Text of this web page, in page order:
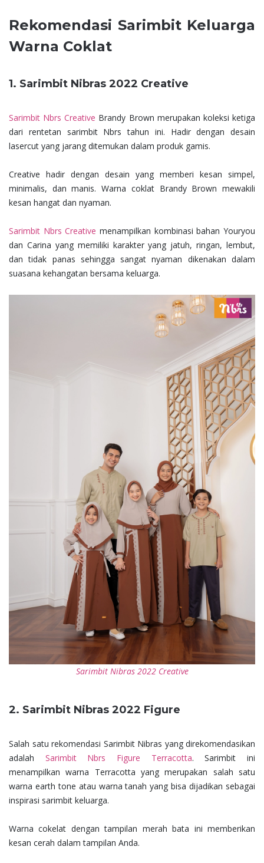
Rekomendasi Sarimbit Keluarga
Warna Coklat
1. Sarimbit Nibras 2022 Creative
Sarimbit Nbrs Creative Brandy Brown merupakan koleksi ketiga
dari rentetan sarimbit Nbrs tahun ini. Hadir dengan desain
lasercut yang jarang ditemukan dalam produk gamis.
Creative hadir dengan desain yang memberi kesan simpel,
minimalis, dan manis. Warna coklat Brandy Brown mewakili
kesan hangat dan nyaman.
Sarimbit Nbrs Creative menampilkan kombinasi bahan Youryou
dan Carina yang memiliki karakter yang jatuh, ringan, lembut,
dan tidak panas sehingga sangat nyaman dikenakan dalam
suasana kehangatan bersama keluarga.
Sarimbit Nibras 2022 Creative
2. Sarimbit Nibras 2022 Figure
Salah satu rekomendasi Sarimbit Nibras yang direkomendasikan
adalah Sarimbit Nbrs Figure Terracotta. Sarimbit ini
menampilkan warna Terracotta yang merupakan salah satu
warna earth tone atau warna tanah yang bisa dijadikan sebagai
inspirasi sarimbit keluarga.
Warna cokelat dengan tampilan merah bata ini memberikan
kesan cerah dalam tampilan Anda.